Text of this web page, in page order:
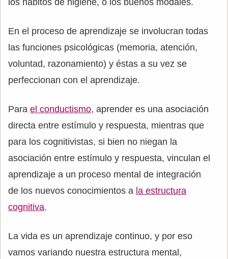
En el proceso de aprendizaje se involucran todas
las funciones psicológicas (memoria, atención,
voluntad, razonamiento) y éstas a su vez se
perfeccionan con el aprendizaje.
Para el conductismo, aprender es una asociación
directa entre estímulo y respuesta, mientras que
para los cognitivistas, si bien no niegan la
asociación entre estímulo y respuesta, vinculan el
aprendizaje a un proceso mental de integración
de los nuevos conocimientos a la estructura
cognitiva.
La vida es un aprendizaje continuo, y por eso
vamos variando nuestra estructura mental,